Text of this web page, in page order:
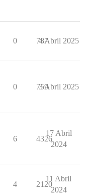
0 787
4 Abril 2025
0 759
3 Abril 2025
6 4326
17 Abril
2024
4 2120
11 Abril
2024